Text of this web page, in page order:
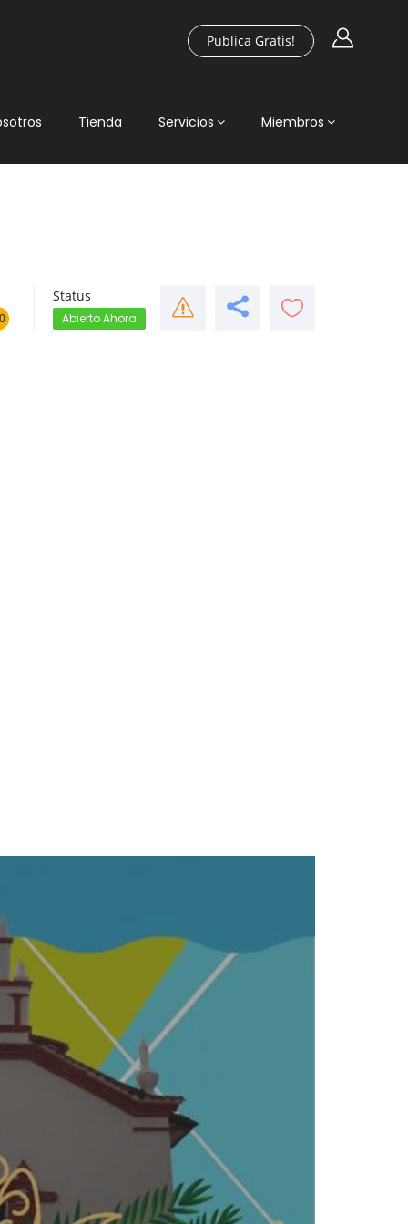
Publica Gratis!
Tienda Servicios Miembros
Status
Abierto Ahora